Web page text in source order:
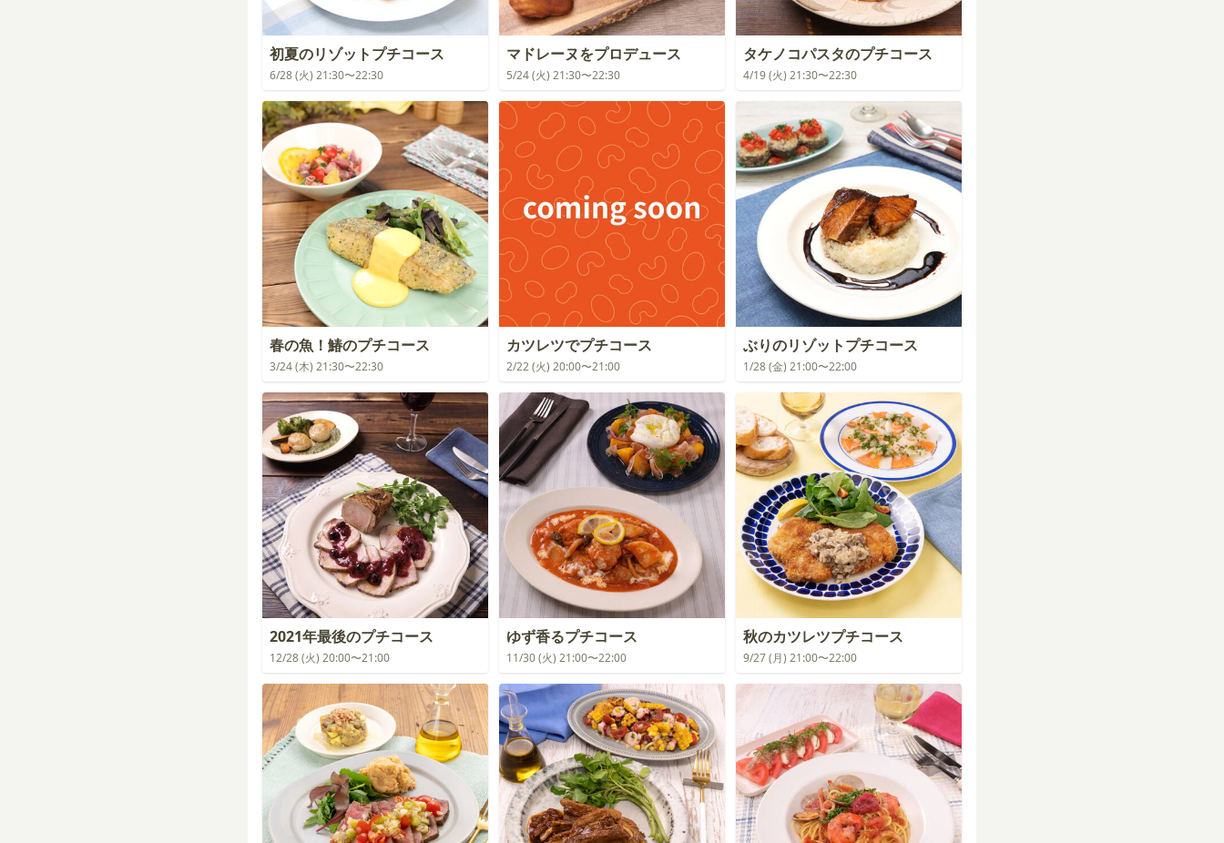
初夏のリゾットプチコース
6/28 (火) 21:30〜22:30
マドレーヌをプロデュース
5/24 (火) 21:30〜22:30
タケノコパスタのプチコース
4/19 (火) 21:30〜22:30
春の魚！鰆のプチコース
3/24 (木) 21:30〜22:30
カツレツでプチコース
2/22 (火) 20:00〜21:00
ぶりのリゾットプチコース
1/28 (金) 21:00〜22:00
2021年最後のプチコース
12/28 (火) 20:00〜21:00
ゆず香るプチコース
11/30 (火) 21:00〜22:00
秋のカツレツプチコース
9/27 (月) 21:00〜22:00